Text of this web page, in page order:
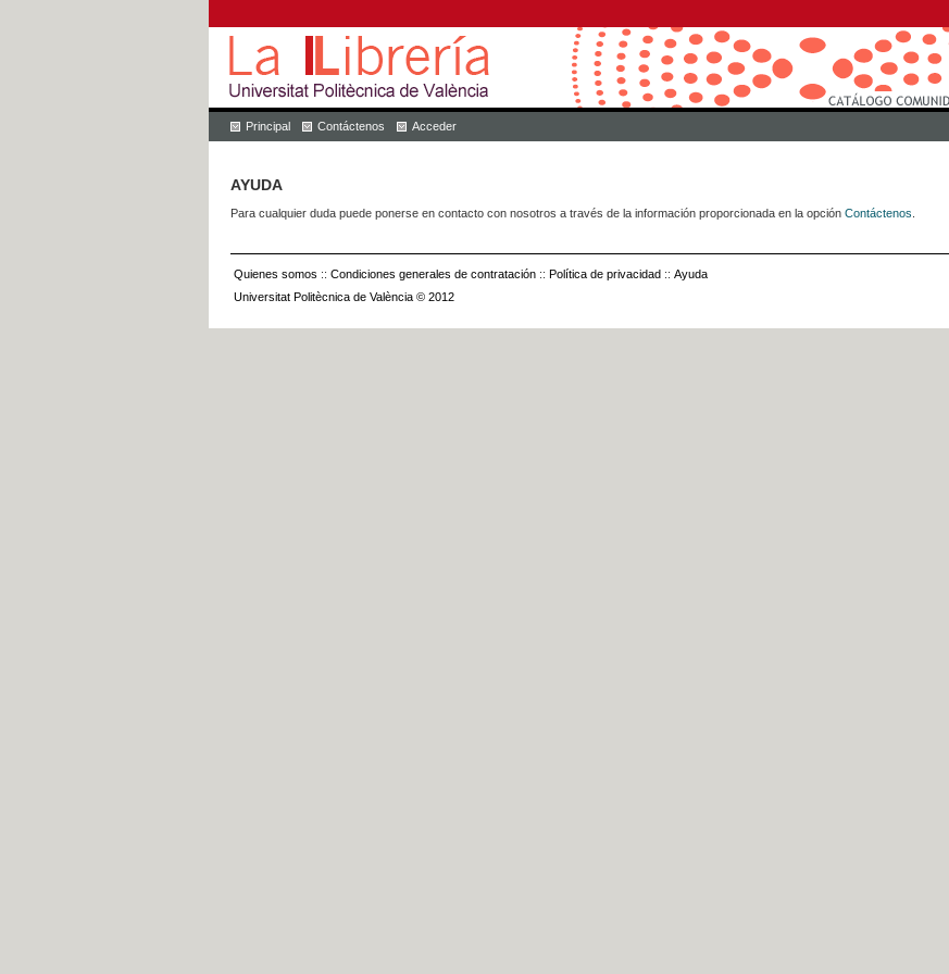
Principal Contáctenos Acceder
AYUDA
Para cualquier duda puede ponerse en contacto con nosotros a través de la información proporcionada en la opción Contáctenos
Quienes somos :: Condiciones generales de contratación :: Política de privacidad :: Ayuda
Universitat Politècnica de València © 2012